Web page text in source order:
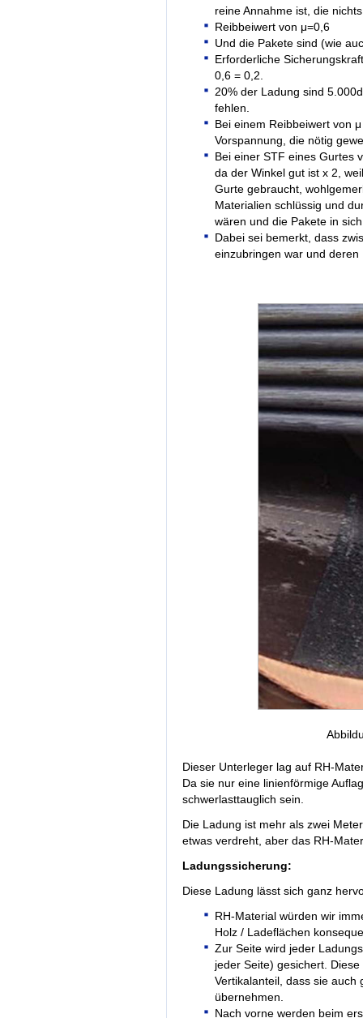
reine Annahme ist, die
Reibbeiwert von μ=0,6
Und die Pakete sind (wie
Erforderliche
0,6 = 0,2.
20% der Ladung sind
fehlen.
Bei einem Reibbeiwert von
Vorspannung, die nötig
Bei einer STF eines Gurtes
da der Winkel gut ist x 2,
Gurte gebraucht,
Materialien schlüssig und
wären und die Pakete in
Dabei sei bemerkt, dass
einzubringen war und deren
Dieser Unterleger lag auf RH-
Da sie nur eine linienförmige
schwerlasttauglich sein.
Die Ladung ist mehr als zwei
etwas verdreht, aber das RH-
Ladungssicherung:
Diese Ladung lässt sich ganz
RH-Material würden wir
Holz / Ladeflächen
Zur Seite wird jeder
jeder Seite) gesichert.
Vertikalanteil, dass sie auch
übernehmen.
Nach vorne werden beim